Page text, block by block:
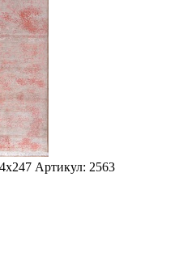
Артикул: 2563